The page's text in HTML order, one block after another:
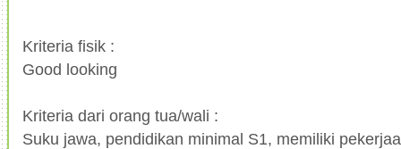
Kriteria fisik :
Good looking
Kriteria dari orang tua/wali :
Suku jawa, pendidikan minimal S1, memiliki